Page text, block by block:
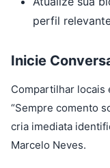
perfil
Inicie
Compartilhar locais
“Sempre comento
cria imediata
Marcelo Neves.